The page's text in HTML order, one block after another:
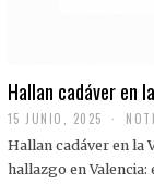
Hallan cadáver en
15 JUNIO, 2025
Hallan cadáver en la
hallazgo en Valencia: